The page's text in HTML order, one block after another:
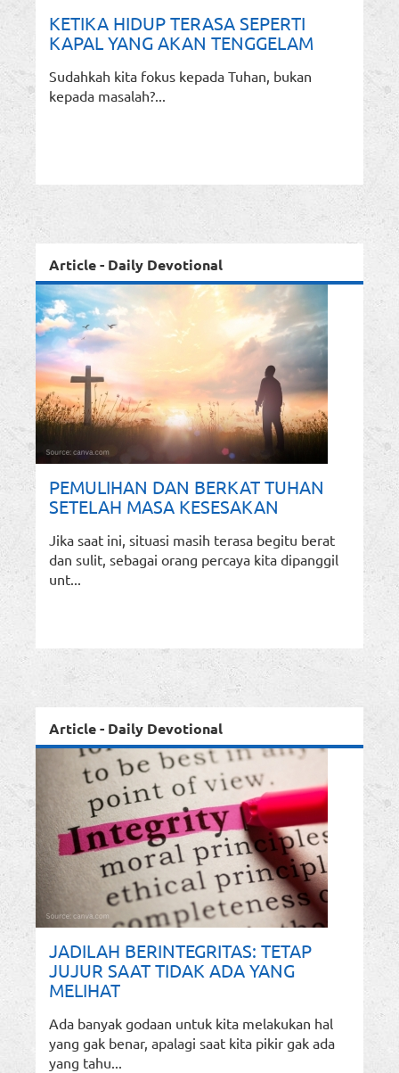
KETIKA HIDUP TERASA SEPERTI
KAPAL YANG AKAN TENGGELAM
Sudahkah kita fokus kepada Tuhan, bukan
kepada masalah?...
Article - Daily Devotional
PEMULIHAN DAN BERKAT TUHAN
SETELAH MASA KESESAKAN
Jika saat ini, situasi masih terasa begitu berat
dan sulit, sebagai orang percaya kita dipanggil
unt...
Article - Daily Devotional
JADILAH BERINTEGRITAS: TETAP
JUJUR SAAT TIDAK ADA YANG
MELIHAT
Ada banyak godaan untuk kita melakukan hal
yang gak benar, apalagi saat kita pikir gak ada
yang tahu...